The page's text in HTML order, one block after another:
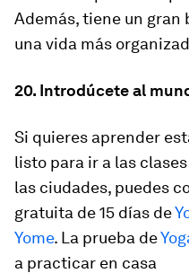
Además, tiene un gran
una vida más
20. Introdúcete al
Si quieres aprender
listo para ir a las
las ciudades, puedes
gratuita de 15 días de
Yome. La prueba de
a practicar en casa